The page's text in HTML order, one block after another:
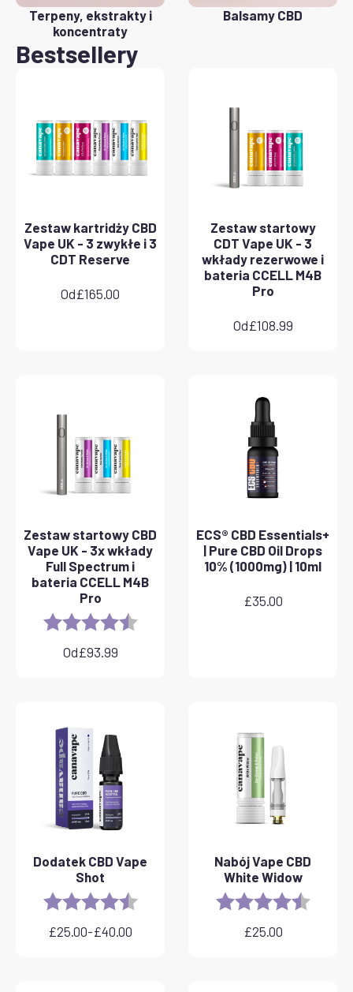
Terpeny, ekstrakty i
koncentraty
Balsamy CBD
Bestsellery
Zestaw kartridży CBD
Vape UK - 3 zwykłe i 3
CDT Reserve
Od£165.00
Zestaw startowy
CDT Vape UK - 3
wkłady rezerwowe i
bateria CCELL M4B
Pro
Od£108.99
Zestaw startowy CBD
Vape UK - 3x wkłady
Full Spectrum i
bateria CCELL M4B
Pro
Rating: 4.8 out of 5 stars
Od£93.99
ECS® CBD Essentials+
| Pure CBD Oil Drops
10% (1000mg) | 10ml
£35.00
Dodatek CBD Vape
Shot
Rating: 4.8 out of 5 stars
£25.00-£40.00
Zakres
Nabój Vape CBD
White Widow
Rating: 4.6 out
£25.00